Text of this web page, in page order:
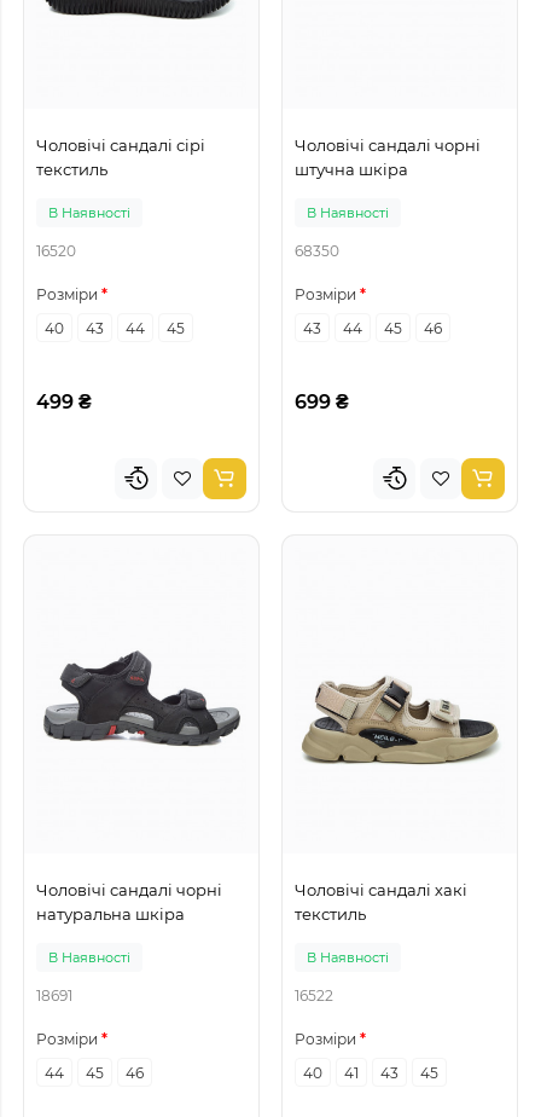
Чоловічі сандалі сірі
текстиль
В Наявності
16520
Розміри
40
43 44 45
499 ₴
Чоловічі сандалі чорні
штучна шкіра
В Наявності
68350
Розміри
43
44 45 46
699 ₴
Чоловічі сандалі чорні
натуральна шкіра
В Наявності
18691
Розміри
44
45 46
Чоловічі сандалі хакі
текстиль
В Наявності
16522
Розміри
40
41 43 45